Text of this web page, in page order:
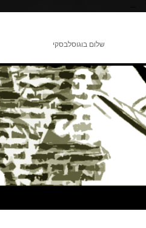
שלום בוגוסלבסקי